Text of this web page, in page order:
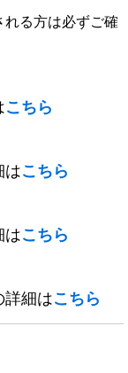
る方は必ずご確
こちら
はこちら
はこちら
細はこちら